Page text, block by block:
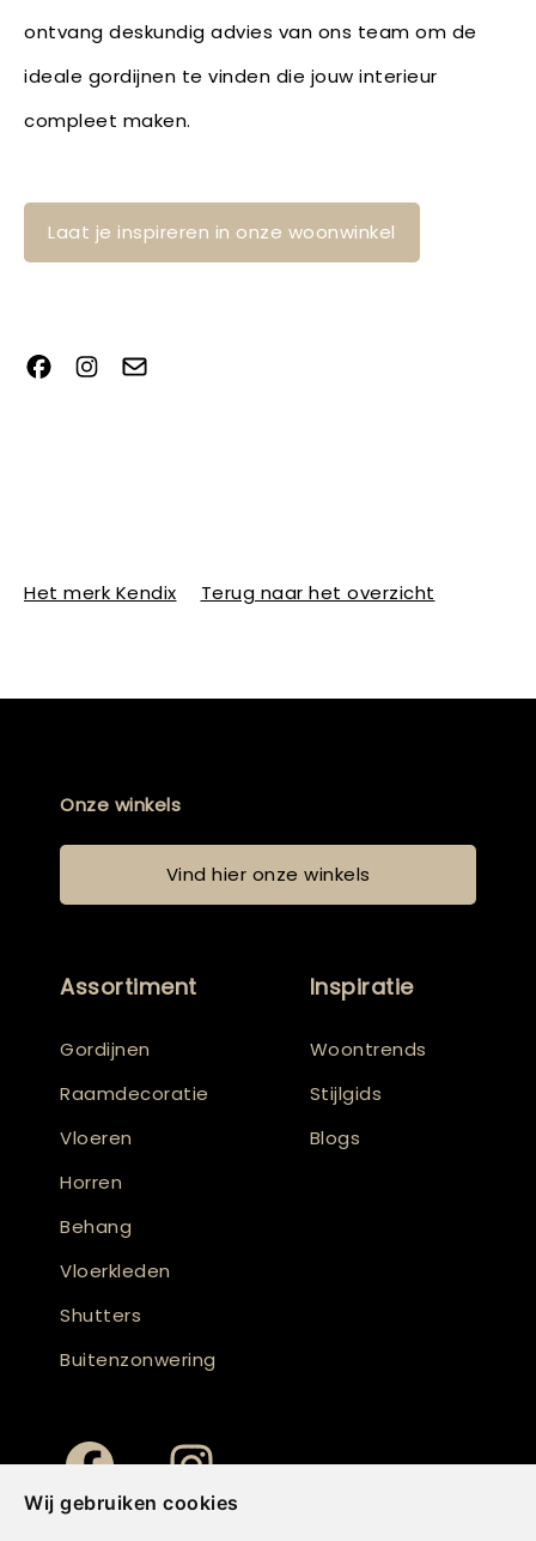
Wij gebruiken cookies
ontvang deskundig advies van ons team om de
ideale gordijnen te vinden die jouw interieur
compleet maken.
Laat je inspireren in onze woonwinkel
Het merk Kendix Terug naar het overzicht
Onze winkels
Vind hier onze winkels
Assortiment
Gordijnen
Raamdecoratie
Vloeren
Horren
Behang
Vloerkleden
Shutters
Buitenzonwering
Inspiratie
Woontrends
Stijlgids
Blogs